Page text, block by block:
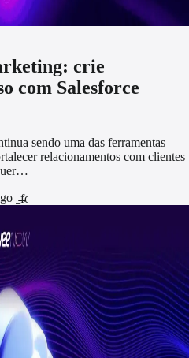
crie
com Salesforce
sendo uma das ferramentas
relacionamentos com clientes